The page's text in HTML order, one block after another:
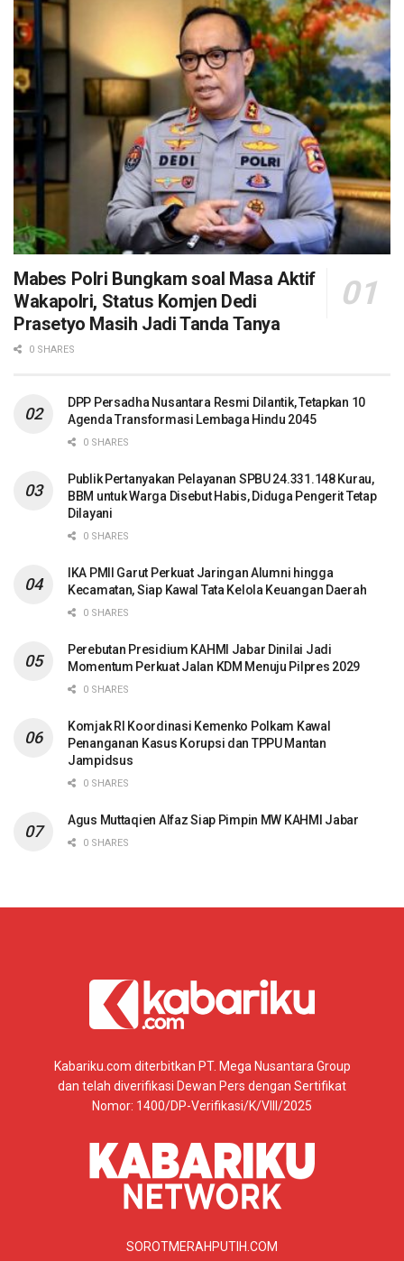
Mabes Polri Bungkam soal Masa Aktif
Wakapolri, Status Komjen Dedi
Prasetyo Masih Jadi Tanda Tanya
0 SHARES
DPP Persadha Nusantara Resmi Dilantik, Tetapkan 10
Agenda Transformasi Lembaga Hindu 2045
0 SHARES
Publik Pertanyakan Pelayanan SPBU 24.331.148 Kurau,
BBM untuk Warga Disebut Habis, Diduga Pengerit Tetap
Dilayani
0 SHARES
IKA PMII Garut Perkuat Jaringan Alumni hingga
Kecamatan, Siap Kawal Tata Kelola Keuangan Daerah
0 SHARES
Perebutan Presidium KAHMI Jabar Dinilai Jadi
Momentum Perkuat Jalan KDM Menuju Pilpres 2029
0 SHARES
Komjak RI Koordinasi Kemenko Polkam Kawal
Penanganan Kasus Korupsi dan TPPU Mantan
Jampidsus
0 SHARES
Agus Muttaqien Alfaz Siap Pimpin MW KAHMI Jabar
0 SHARES
Kabariku.com diterbitkan PT. Mega Nusantara Group
dan telah diverifikasi Dewan Pers dengan Sertifikat
Nomor: 1400/DP-Verifikasi/K/VIII/2025
SOROTMERAHPUTIH.COM